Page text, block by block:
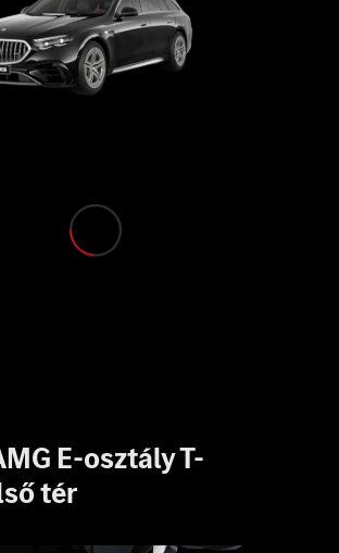
Elektromos
E-osztály T-
tér